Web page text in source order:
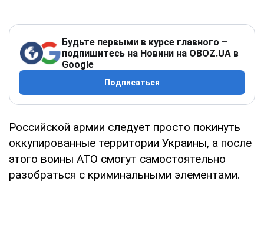
Будьте первыми в курсе главного –
подпишитесь на Новини на OBOZ.UA в
Google
Подписаться
Российской армии следует просто покинуть
оккупированные территории Украины, а после
этого воины АТО смогут самостоятельно
разобраться с криминальными элементами.